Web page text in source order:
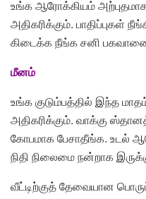
உங்க ஆரோக்கியம்
அதிகரிக்கும். பாதிப்புகள்
கிடைக்க நீங்க சனி
மீனம்
உங்க குடும்பத்தில் இந்த மாதம்
அதிகரிக்கும். வாக்கு
கோபமாக பேசாதீங்க. உடல்
நிதி நிலைமை நன்றாக
வீட்டிற்குத் தேவையான